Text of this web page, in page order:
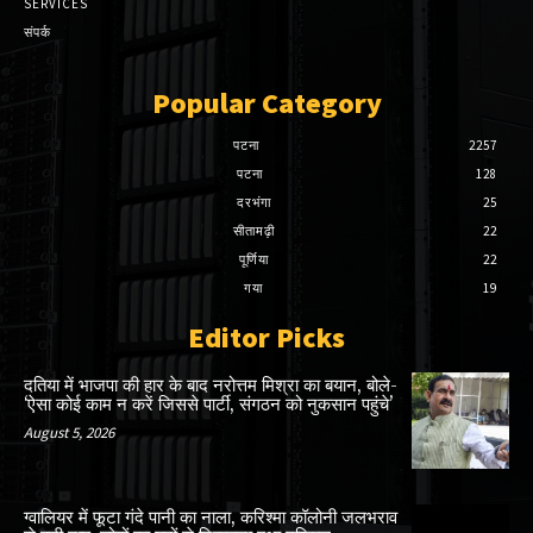
SERVICES
संपर्क
Popular Category
पटना
2257
पटना
128
दरभंगा
25
सीतामढ़ी
22
पूर्णिया
22
गया
19
Editor Picks
दतिया में भाजपा की हार के बाद नरोत्तम मिश्रा का बयान, बोले-
‘ऐसा कोई काम न करें जिससे पार्टी, संगठन को नुकसान पहुंचे’
August 5, 2026
ग्वालियर में फूटा गंदे पानी का नाला, करिश्मा कॉलोनी जलभराव